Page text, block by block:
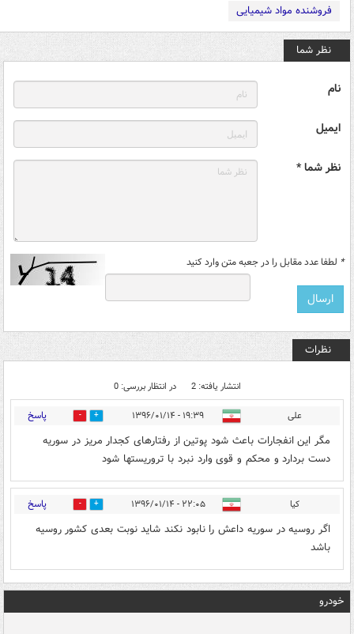
فروشنده مواد شیمیایی
نظر شما
نام
ایمیل
نظر شما *
* لطفا عدد مقابل را در جعبه متن وارد کنید
نظرات
انتشار یافته: 2 در انتظار بررسی: 0
علی ۱۹:۳۹ - ۱۳۹۶/۰۱/۱۴ 3 پاسخ
مگر این انفجارات باعث شود پوتین از رفتارهای کجدار مریز در سوریه
دست بردارد و محکم و قوی وارد نبرد با تروریستها شود
کیا ۲۲:۰۵ - ۱۳۹۶/۰۱/۱۴ 3 پاسخ
اگر روسیه در سوریه داعش را نابود نکند شاید نوبت بعدی کشور روسیه
باشد
خودرو